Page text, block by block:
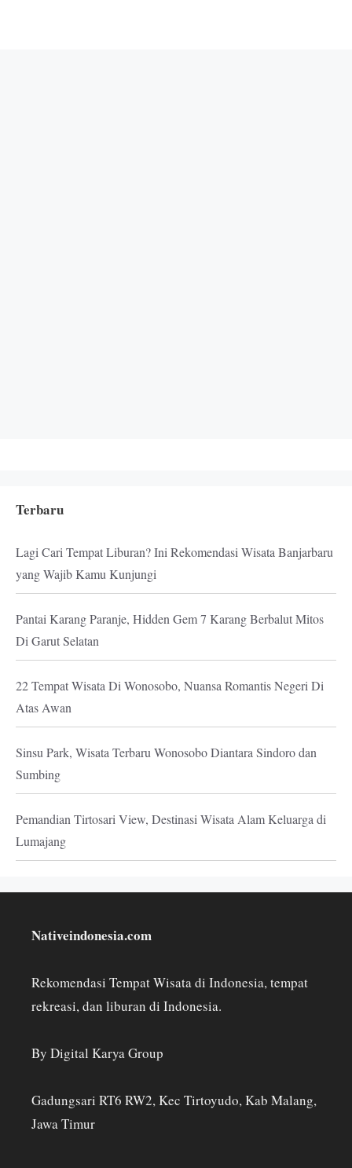
Terbaru
Lagi Cari Tempat Liburan? Ini Rekomendasi Wisata Banjarbaru
yang Wajib Kamu Kunjungi
Pantai Karang Paranje, Hidden Gem 7 Karang Berbalut Mitos
Di Garut Selatan
22 Tempat Wisata Di Wonosobo, Nuansa Romantis Negeri Di
Atas Awan
Sinsu Park, Wisata Terbaru Wonosobo Diantara Sindoro dan
Sumbing
Pemandian Tirtosari View, Destinasi Wisata Alam Keluarga di
Lumajang
Nativeindonesia.com
Rekomendasi Tempat Wisata di Indonesia, tempat
rekreasi, dan liburan di Indonesia.
By Digital Karya Group
Gadungsari RT6 RW2, Kec Tirtoyudo, Kab Malang,
Jawa Timur